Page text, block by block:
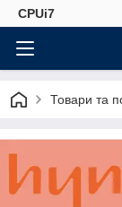
CPUi7
Товари та